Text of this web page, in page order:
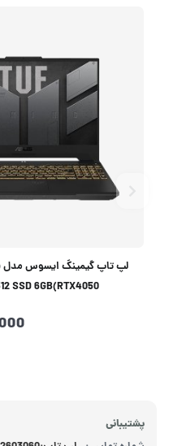
SSD 6GB(RTX4050
پشتیبانی